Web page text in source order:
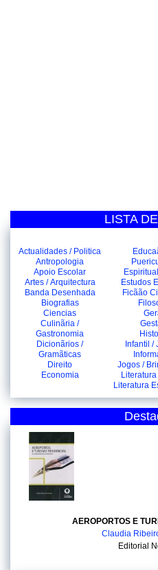
LISTA
Actualidades / Politica
Antropologia
Apoio Escolar
Artes / Arquitectura
Banda Desenhada
Biografias
Ciencias
Culinãria /
Gastronomia
Dicionãrios /
Gramãticas
Direito
Economia
Estudos
Ficãão
Infantil /
Jogos /
Literatura
AEROPORTOS E
Claudia
Editorial